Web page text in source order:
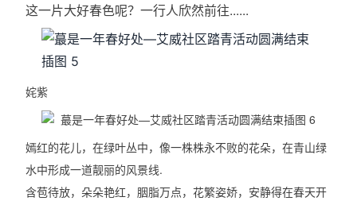
这一片大好春色呢？一行人欣然前往......
姹紫
嫣红的花儿，在绿叶丛中，像一株株永不败的花朵，在青山绿
水中形成一道靓丽的风景线.
含苞待放，朵朵艳红，胭脂万点，花繁姿娇，安静得在春天开